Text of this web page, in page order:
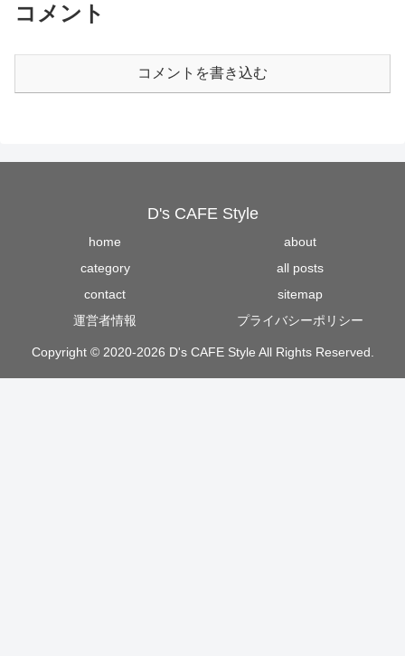
コメント
コメントを書き込む
D's CAFE Style
home
about
category
all posts
contact
sitemap
運営者情報
プライバシーポリシー
Copyright © 2020-2026 D's CAFE Style All Rights Reserved.